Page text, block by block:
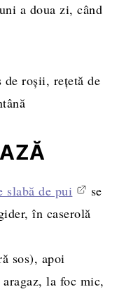
a doua zi, când
slabă de pui
se
în caserolă
sos), apoi
la foc mic,